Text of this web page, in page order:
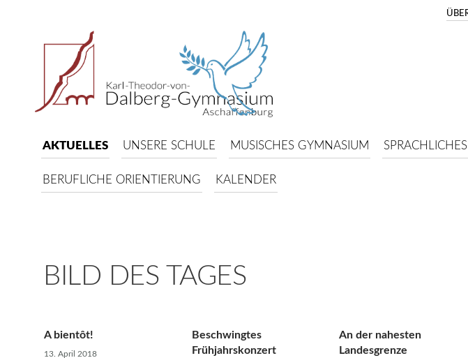
AKTUELLES UNSERE SCHULE MUSISCHES GYMNASIUM
BERUFLICHE ORIENTIERUNG KALENDER
BILD DES TAGES
A bientôt!
13. April 2018
Beschwingtes
Frühjahrskonzert
An der nahesten
Landesgrenze